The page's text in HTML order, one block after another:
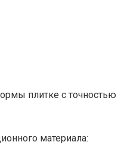
плитке с точностью
материала: